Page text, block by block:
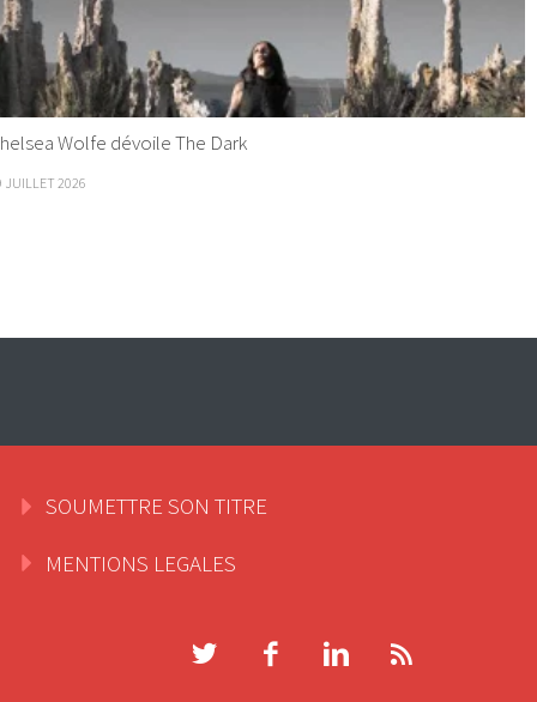
Wolfe dévoile The Dark
JUILLET 2026
SOUMETTRE SON TITRE
MENTIONS LEGALES